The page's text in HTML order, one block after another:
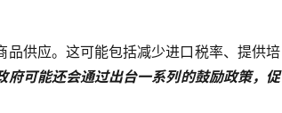
供应。这可能包括减少进口税率、提供培
府可能还会通过出台一系列的鼓励政策，促